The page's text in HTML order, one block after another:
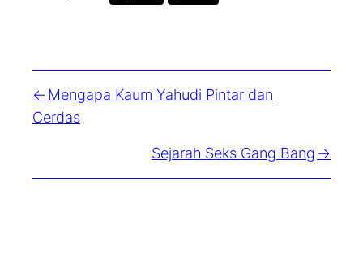
Mengapa Kaum Yahudi Pintar dan
Cerdas
Sejarah Seks Gang Bang